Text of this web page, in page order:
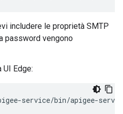
includere le proprietà SMTP
password vengono
UI Edge:
service/bin/apigee-